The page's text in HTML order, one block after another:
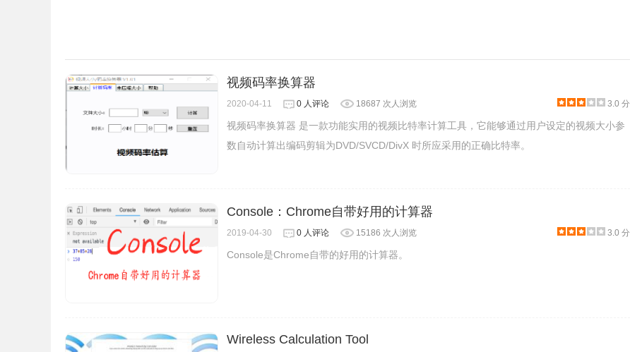
视频码率换算器
2020-04-11 0 人评论 18687 次人浏览 3.0 分
视频码率换算器 是一款功能实用的视频比特率计算工具，它能够通过用户设定的视频大小参
数自动计算出编码剪辑为DVD/SVCD/DivX 时所应采用的正确比特率。
Console：Chrome自带好用的计算器
2019-04-30 0 人评论 15186 次人浏览 3.0 分
Console是Chrome自带的好用的计算器。
Wireless Calculation Tool